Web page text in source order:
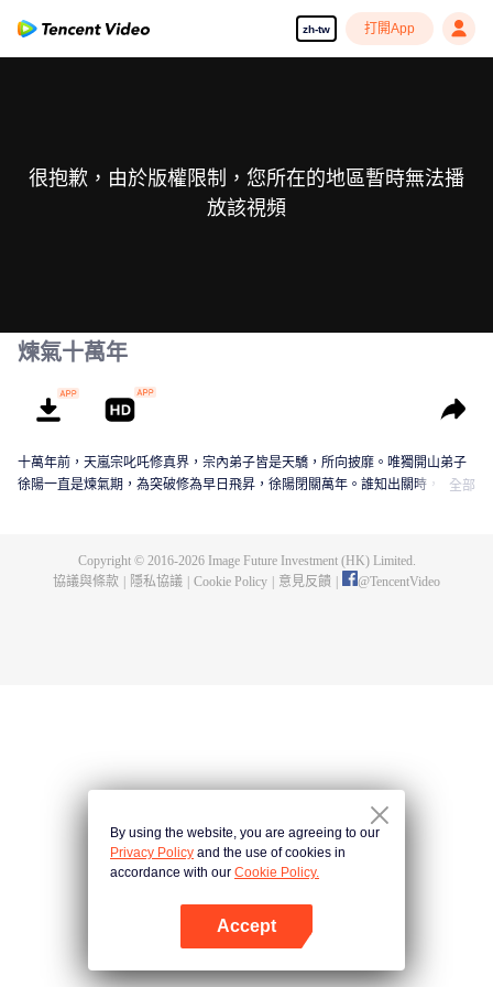
zh-tw 打開App
很抱歉，由於版權限制，您所在的地區暫時無法播
放該視頻
煉氣十萬年
十萬年前，天嵐宗叱吒修真界，宗內弟子皆是天驕，所向披靡。唯獨開山弟子
徐陽一直是煉氣期，為突破修為早日飛昇，徐陽閉關萬年。誰知出關時，修真
成神，還是一念成魔？世界的生死就在徐陽的股掌之間！
全部
Copyright © 2016-2026Image Future Investment (HK) Limited.
協議與條款
隱私協議 Cookie Policy 意見反饋 @TencentVideo
By using the website, you are agreeing to our
Privacy Policy and the use of cookies in
accordance with our Cookie Policy.
Accept